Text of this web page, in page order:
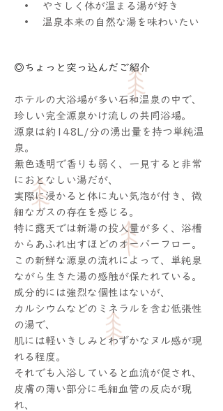
• やさしく体が温まる湯が好き
• 温泉本来の自然な湯を味わいたい
◎ちょっと突っ込んだご紹介
ホテルの大浴場が多い石和温泉の中で、
珍しい完全源泉かけ流しの共同浴場。
源泉は約148L/分の湧出量を持つ単純温
泉。
無色透明で香りも弱く、一見すると非常
におとなしい湯だが、
実際に浸かると体に丸い気泡が付き、微
細なガスの存在を感じる。
特に露天では新湯の投入量が多く、浴槽
からあふれ出すほどのオーバーフロー。
この新鮮な源泉の流れによって、単純泉
ながら生きた湯の感触が保たれている。
成分的には強烈な個性はないが、
カルシウムなどのミネラルを含む低張性
の湯で、
肌には軽いきしみとわずかなヌル感が現
れる程度。
それでも入浴していると血流が促され、
皮膚の薄い部分に毛細血管の反応が現
れ、